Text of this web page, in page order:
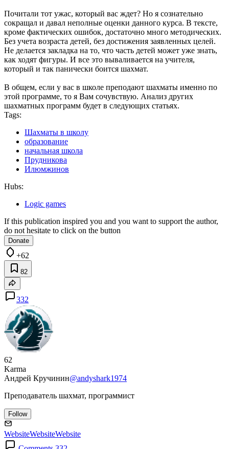
Почитали тот ужас, который вас ждет? Но я сознательно
сокращал и давал неполные оценки данного курса. В тексте,
кроме фактических ошибок, достаточно много методических.
Без учета возраста детей, без достижения заявленных целей.
Не делается закладка на то, что часть детей может уже знать,
как ходят фигуры. И все это вываливается на учителя,
который и так панически боится шахмат.
В общем, если у вас в школе преподают шахматы именно по
этой программе, то я Вам сочувствую. Анализ других
шахматных программ будет в следующих статьях.
Tags:
Шахматы в школу
образование
начальная школа
Прудникова
Илюмжинов
Hubs:
Logic games
If this publication inspired you and you want to support the author,
do not hesitate to click on the button
Donate
+62
82
332
62
Karma
Андрей Кручинин@andyshark1974
Преподаватель шахмат, программист
Follow
WebsiteWebsiteWebsite